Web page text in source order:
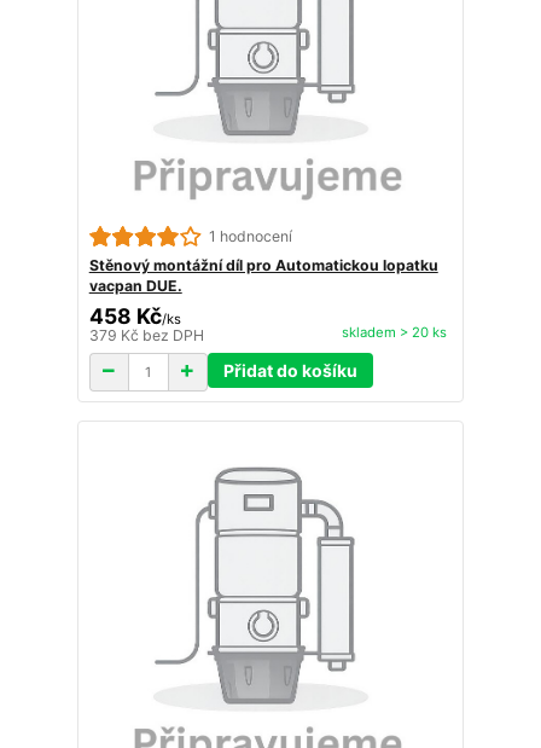
1 hodnocení
Stěnový montážní díl pro Automatickou lopatku
vacpan DUE.
458 Kč/ks
379 Kč bez DPH skladem > 20 ks
Přidat do košíku